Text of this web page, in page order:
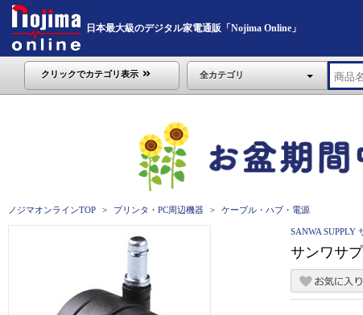
日本最大級のデジタル家電通販「Nojima Online」
クリックでカテゴリ表示 全カテゴリ
ノジマオンラインTOP プリンタ・PC周辺機器 ケーブル・ハブ・電源
SANWA SUPPLY
サンワサ